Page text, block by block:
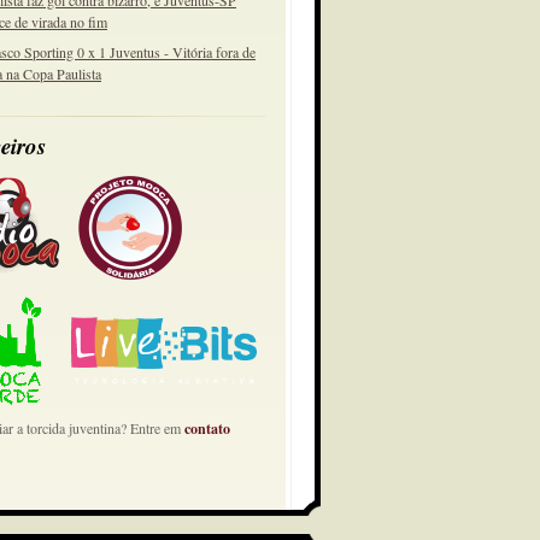
de virada no fim
Sporting 0 x 1 Juventus - Vitória fora de
na Copa Paulista
a torcida juventina? Entre emcontato